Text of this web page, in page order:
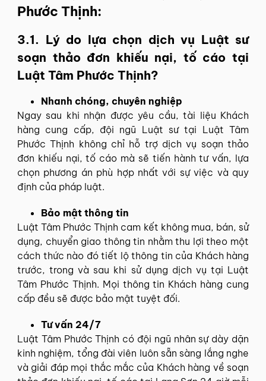
Phước Thịnh:
3.1. Lý do lựa chọn dịch vụ Luật sư
soạn thảo đơn khiếu nại, tố cáo tại
Luật Tâm Phước Thịnh?
Nhanh chóng, chuyên nghiệp
Ngay sau khi nhận được yêu cầu, tài liệu Khách
hàng cung cấp, đội ngũ Luật sư tại Luật Tâm
Phước Thịnh không chỉ hỗ trợ dịch vụ soạn thảo
đơn khiếu nại, tố cáo mà sẽ tiến hành tư vấn, lựa
chọn phương án phù hợp nhất với sự việc và quy
định của pháp luật.
Bảo mật thông tin
Luật Tâm Phước Thịnh cam kết không mua, bán, sử
dụng, chuyển giao thông tin nhằm thu lợi theo một
cách thức nào đó tiết lộ thông tin của Khách hàng
trước, trong và sau khi sử dụng dịch vụ tại Luật
Tâm Phước Thịnh. Mọi thông tin Khách hàng cung
cấp đều sẽ được bảo mật tuyệt đối.
Tư vấn 24/7
Luật Tâm Phước Thịnh có đội ngũ nhân sự dày dặn
kinh nghiệm, tổng đài viên luôn sẵn sàng lắng nghe
và giải đáp mọi thắc mắc của Khách hàng về soạn